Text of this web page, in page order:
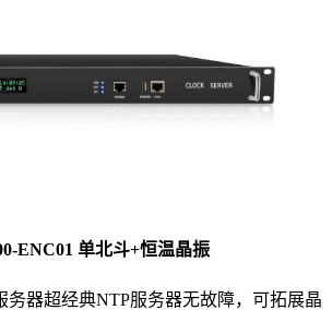
ENC01 单北斗+恒温晶振
务器超经典NTP服务器无故障，可拓展晶